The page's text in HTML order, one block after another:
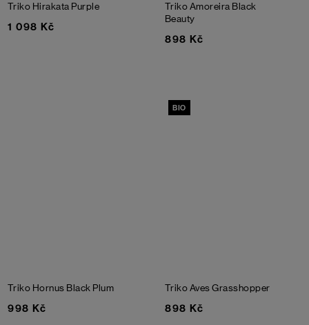
Triko Hirakata Purple
1 098 Kč
Triko Amoreira Black
Beauty
898 Kč
Triko Hornus Black Plum
998 Kč
BIO
Triko AvesGrasshopper
898 Kč